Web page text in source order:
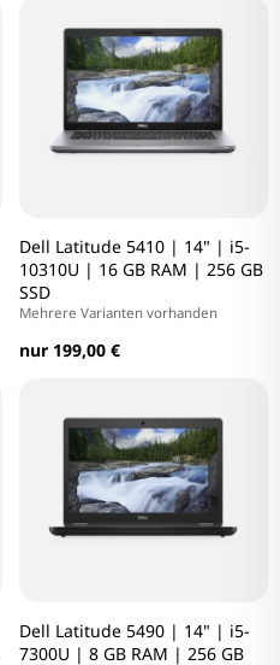
Dell Latitude 5410 | 14" | i5-
10310U | 16 GB RAM | 256 GB
SSD
Mehrere Varianten vorhanden
nur 199,00 €
Dell Latitude 5490 | 14" | i5-
7300U | 8 GB RAM | 256 GB